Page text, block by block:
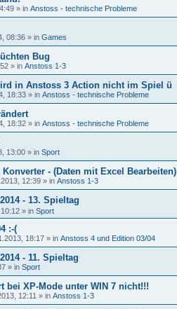
» in Anstoss - technische Probleme
08:36 » in Games
Bug
» in Anstoss 1-3
in Anstoss 3 Action nicht im Spiel ü
18:33 » in Anstoss - technische Probleme
18:32 » in Anstoss - technische Probleme
13:00 » in Sport
- (Daten mit Excel Bearbeiten)
12:39 » in Anstoss 1-3
- 13. Spieltag
» in Sport
:-(
18:17 » in Anstoss 4 und Edition 03/04
- 11. Spieltag
» in Sport
bei XP-Mode unter WIN 7 nicht!!!
12:11 » in Anstoss 1-3